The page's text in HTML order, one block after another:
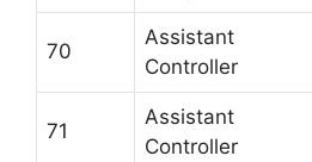
70
Assistant
Controller
71
Assistant
Controller